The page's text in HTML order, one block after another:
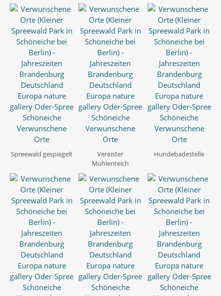
Spreewald gespiegelt
Vereister
Mühlenteich
Hundebadestelle